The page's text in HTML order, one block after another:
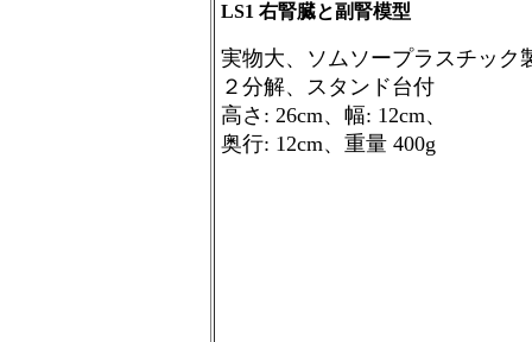
LS1 右腎臓と副腎模型
実物大、ソムソープラスチック
２分解、スタンド台付
高さ : 26cm、幅: 12cm、
奥行: 12cm、重量 400g